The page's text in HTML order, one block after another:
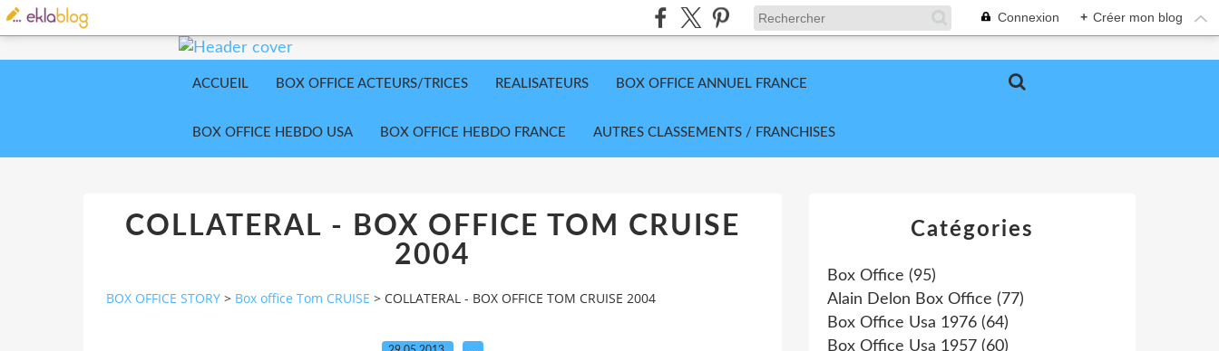
Connexion + Créer mon blog
ACCUEIL BOX OFFICE ACTEURS/TRICES REALISATEURS BOX OFFICE ANNUEL FRANCE
BOX OFFICE HEBDO USA BOX OFFICE HEBDO FRANCE AUTRES CLASSEMENTS / FRANCHISES
COLLATERAL - BOX OFFICE TOM CRUISE
2004
BOX OFFICE STORY > Box office Tom CRUISE > COLLATERAL - BOX OFFICE TOM CRUISE 2004
Catégories
Box Office (95)
Alain Delon Box Office (77)
Box Office Usa 1976 (64)
Box Office Usa 1957 (60)